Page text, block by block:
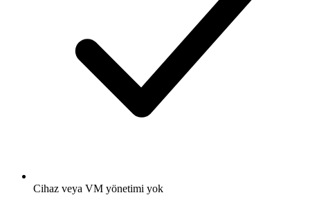
Cihaz veya VM yönetimi yok